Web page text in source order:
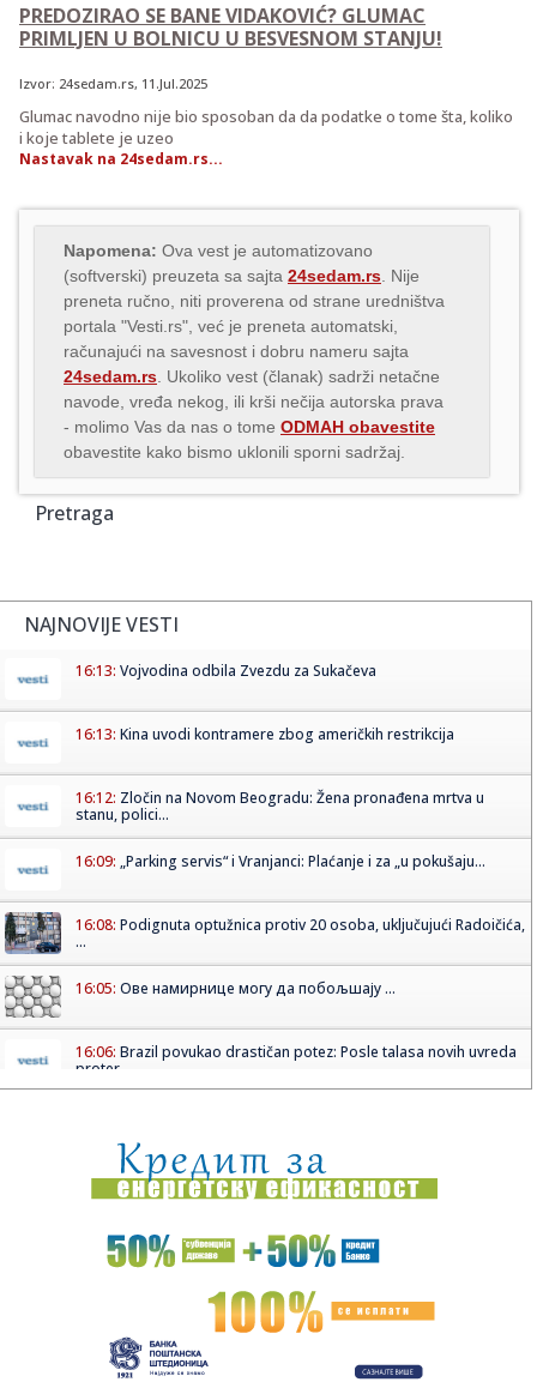
PREDOZIRAO SE BANE VIDAKOVIĆ? GLUMAC
PRIMLJEN U BOLNICU U BESVESNOM STANJU!
Izvor: 24sedam.rs, 11.Jul.2025
Glumac navodno nije bio sposoban da da podatke o tome šta, koliko
i koje tablete je uzeo
Nastavak na 24sedam.rs...
Napomena: Ova vest je automatizovano
(softverski) preuzeta sa sajta 24sedam.rs . Nije
preneta ručno, niti proverena od strane uredništva
portala "Vesti.rs", već je preneta automatski,
računajući na savesnost i dobru nameru sajta
24sedam.rs . Ukoliko vest (članak) sadrži netačne
navode, vređa nekog, ili krši nečija autorska prava
- molimo Vas da nas o tome ODMAH obavestite
obavestite kako bismo uklonili sporni sadržaj.
Pretraga
NAJNOVIJE VESTI
16:13: Vojvodina odbila Zvezdu za Sukačeva
16:13: Kina uvodi kontramere zbog američkih restrikcija
16:12: Zločin na Novom Beogradu: Žena pronađena mrtva u
stanu, polici...
16:09: „Parking servis“ i Vranjanci: Plaćanje i za „u pokušaju...
16:08: Podignuta optužnica protiv 20 osoba, uključujući Radoičića,
...
16:05: Ове намирнице могу да побољшају ...
16:06: Brazil povukao drastičan potez: Posle talasa novih uvreda
proter...
16:03:SAD uputile zahtev za izručenje iranskog hakera
uhapšenog u Crn...
16:03:Dok se Mali hvali viškom, manjak u državnoj kasi milijardu
Sombor u 15 sati najtopliji u Vojvodini - izmereno 40
16:02:"Noćna mora" poručuje Mediću: "Smiri se"